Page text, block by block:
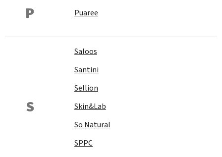
P Puaree
S
Saloos
Santini
Sellion
Skin&Lab
So Natural
SPPC